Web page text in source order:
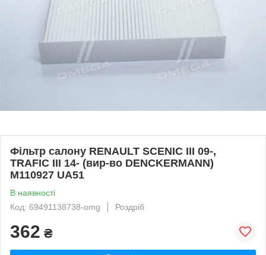
Фільтр салону RENAULT SCENIC III 09-,
TRAFIC III 14- (вир-во DENCKERMANN)
M110927 UA51
В наявності
Код: 69491138738-omg
Роздріб
362 ₴